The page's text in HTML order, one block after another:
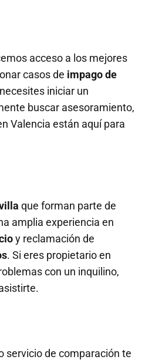
acceso a los mejores
casos de impago de
iniciar un
buscar asesoramiento,
Valencia están aquí para
que forman parte de
amplia experiencia en
y reclamación de
. Si eres propietario en
con un inquilino,
servicio de comparación te